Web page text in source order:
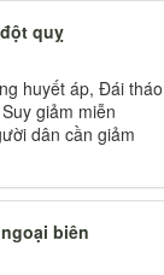
quỵ
huyết áp, Đái tháo
giảm miễn
dân cần giảm
biên